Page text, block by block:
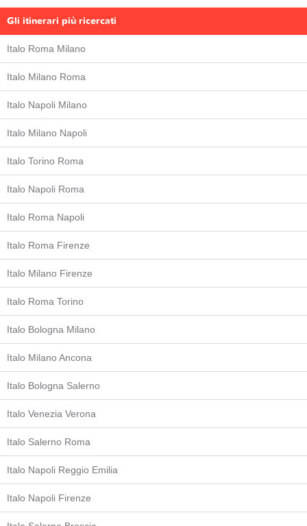
Gli itinerari più ricercati
Italo Roma Milano
Italo Milano Roma
Italo Napoli Milano
Italo Milano Napoli
Italo Torino Roma
Italo Napoli Roma
Italo Roma Napoli
Italo Roma Firenze
Italo Milano Firenze
Italo Roma Torino
Italo Bologna Milano
Italo Milano Ancona
Italo Bologna Salerno
Italo Venezia Verona
Italo Salerno Roma
Italo Napoli Reggio Emilia
Italo Napoli Firenze